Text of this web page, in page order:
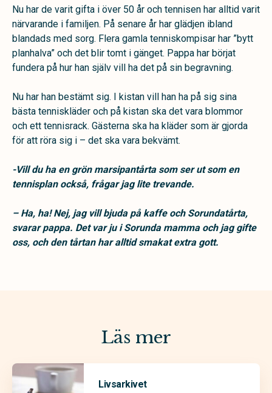
Nu har de varit gifta i över 50 år och tennisen har alltid varit
närvarande i familjen. På senare år har glädjen ibland
blandads med sorg. Flera gamla tenniskompisar har ”bytt
planhalva” och det blir tomt i gänget. Pappa har börjat
fundera på hur han själv vill ha det på sin begravning.
Nu har han bestämt sig. I kistan vill han ha på sig sina
bästa tenniskläder och på kistan ska det vara blommor
och ett tennisrack. Gästerna ska ha kläder som är gjorda
för att röra sig i – det ska vara bekvämt.
-Vill du ha en grön marsipantårta som ser ut som en
tennisplan också, frågar jag lite trevande.
– Ha, ha! Nej, jag vill bjuda på kaffe och Sorundatårta,
svarar pappa. Det var ju i Sorunda mamma och jag gifte
oss, och den tårtan har alltid smakat extra gott.
Läs mer
Livsarkivet